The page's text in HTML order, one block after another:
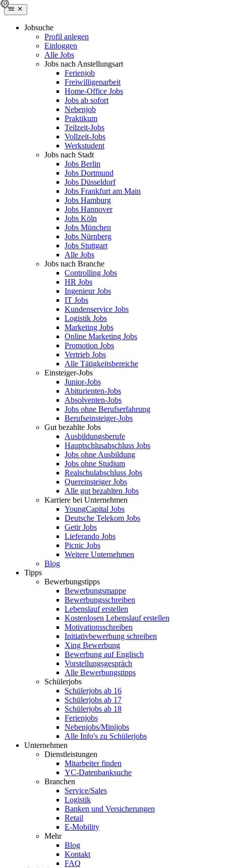
Jobsuche
Profil anlegen
Einloggen
Alle Jobs
Jobs nach Anstellungsart
Ferienjob
Freiwilligenarbeit
Home-Office Jobs
Jobs ab sofort
Nebenjob
Praktikum
Teilzeit-Jobs
Vollzeit-Jobs
Werkstudent
Jobs nach Stadt
Jobs Berlin
Jobs Dortmund
Jobs Düsseldorf
Jobs Frankfurt am Main
Jobs Hamburg
Jobs Hannover
Jobs Köln
Jobs München
Jobs Nürnberg
Jobs Stuttgart
Alle Jobs
Jobs nach Branche
Controlling Jobs
HR Jobs
Ingenieur Jobs
IT Jobs
Kundenservice Jobs
Logistik Jobs
Marketing Jobs
Online Marketing Jobs
Promotion Jobs
Vertrieb Jobs
Alle Tätigkeitsbereiche
Einsteiger-Jobs
Junior-Jobs
Abiturienten-Jobs
Absolventen-Jobs
Jobs ohne Berufserfahrung
Berufseinsteiger-Jobs
Gut bezahlte Jobs
Ausbildungsberufe
Hauptschlusabschluss Jobs
Jobs ohne Ausbildung
Jobs ohne Studium
Realschulabschluss Jobs
Quereinsteiger Jobs
Alle gut bezahlten Jobs
Karriere bei Unternehmen
YoungCapital Jobs
Deutsche Telekom Jobs
Getir Jobs
Lieferando Jobs
Picnic Jobs
Weitere Unternehmen
Blog
Tipps
Bewerbungstipps
Bewerbungsmappe
Bewerbungsschreiben
Lebenslauf erstellen
Kostenlosen Lebenslauf erstellen
Motivationsschreiben
Initiativbewerbung schreiben
Xing Bewerbung
Bewerbung auf Englisch
Vorstellungsgespräch
Alle Bewerbungstipps
Schülerjobs
Schülerjobs ab 16
Schülerjobs ab 17
Schülerjobs ab 18
Ferienjobs
Nebenjobs/Minijobs
Alle Info's zu Schülerjobs
Unternehmen
Dienstleistungen
Mitarbeiter finden
YC-Datenbanksuche
Branchen
Service/Sales
Logistik
Banken und Versicherungen
Retail
E-Mobility
Mehr
Blog
Kontakt
FAQ